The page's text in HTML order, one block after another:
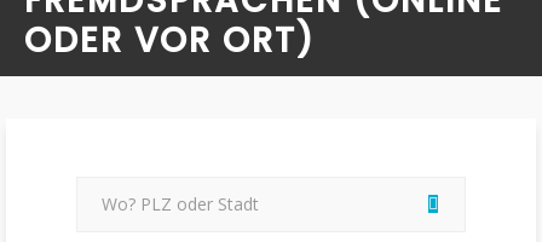
ODER VOR ORT)